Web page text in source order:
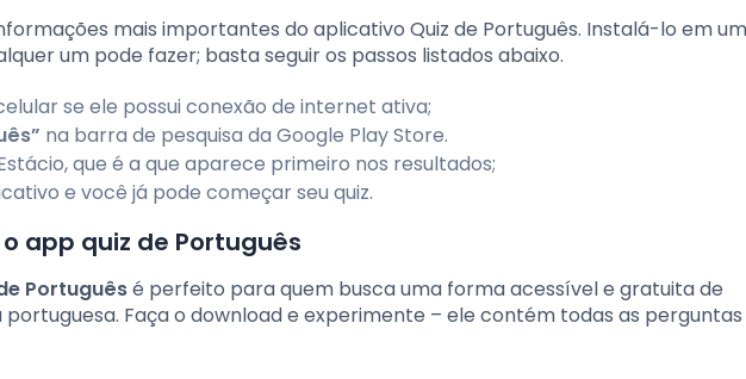
mais importantes do aplicativo Quiz de Português. Instalá-lo em um
um pode fazer; basta seguir os passos listados abaixo.
se ele possui conexão de internet ativa;
na barra de pesquisa da Google Play Store.
que é a que aparece primeiro nos resultados;
e você já pode começar seu quiz.
app quiz de Português
Portuguêsé perfeito para quem busca uma forma acessível e gratuita de
Faça o download e experimente – ele contém todas as perguntas